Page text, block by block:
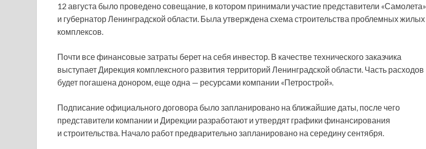
12 августа было проведено совещание, в котором принимали участие представители «Самолета»
и губернатор Ленинградской области. Была утверждена схема строительства проблемных жилых
комплексов.
Почти все финансовые затраты берет на себя инвестор. В качестве технического заказчика
выступает Дирекция комплексного развития территорий Ленинградской области. Часть расходов
будет погашена донором, еще одна — ресурсами компании «Петрострой».
Подписание официального договора было запланировано на ближайшие даты, после чего
представители компании и Дирекции разработают и утвердят графики финансирования
и строительства. Начало работ предварительно запланировано на середину сентября.